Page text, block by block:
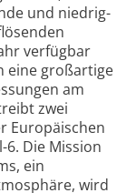
und niedrig­
verfügbar
eine großartige
am
zwei
Euro­päischen
6. Die Mission
ein
wird